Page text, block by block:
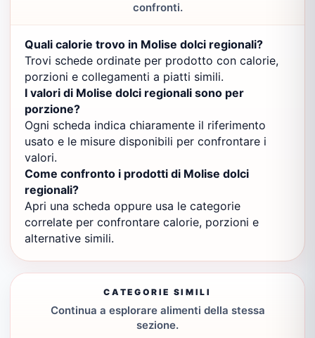
confronti.
Quali calorie trovo in Molise dolci regionali?
Trovi schede ordinate per prodotto con calorie,
porzioni e collegamenti a piatti simili.
I valori di Molise dolci regionali sono per
porzione?
Ogni scheda indica chiaramente il riferimento
usato e le misure disponibili per confrontare i
valori.
Come confronto i prodotti di Molise dolci
regionali?
Apri una scheda oppure usa le categorie
correlate per confrontare calorie, porzioni e
alternative simili.
CATEGORIE SIMILI
Continua a esplorare alimenti della stessa
sezione.